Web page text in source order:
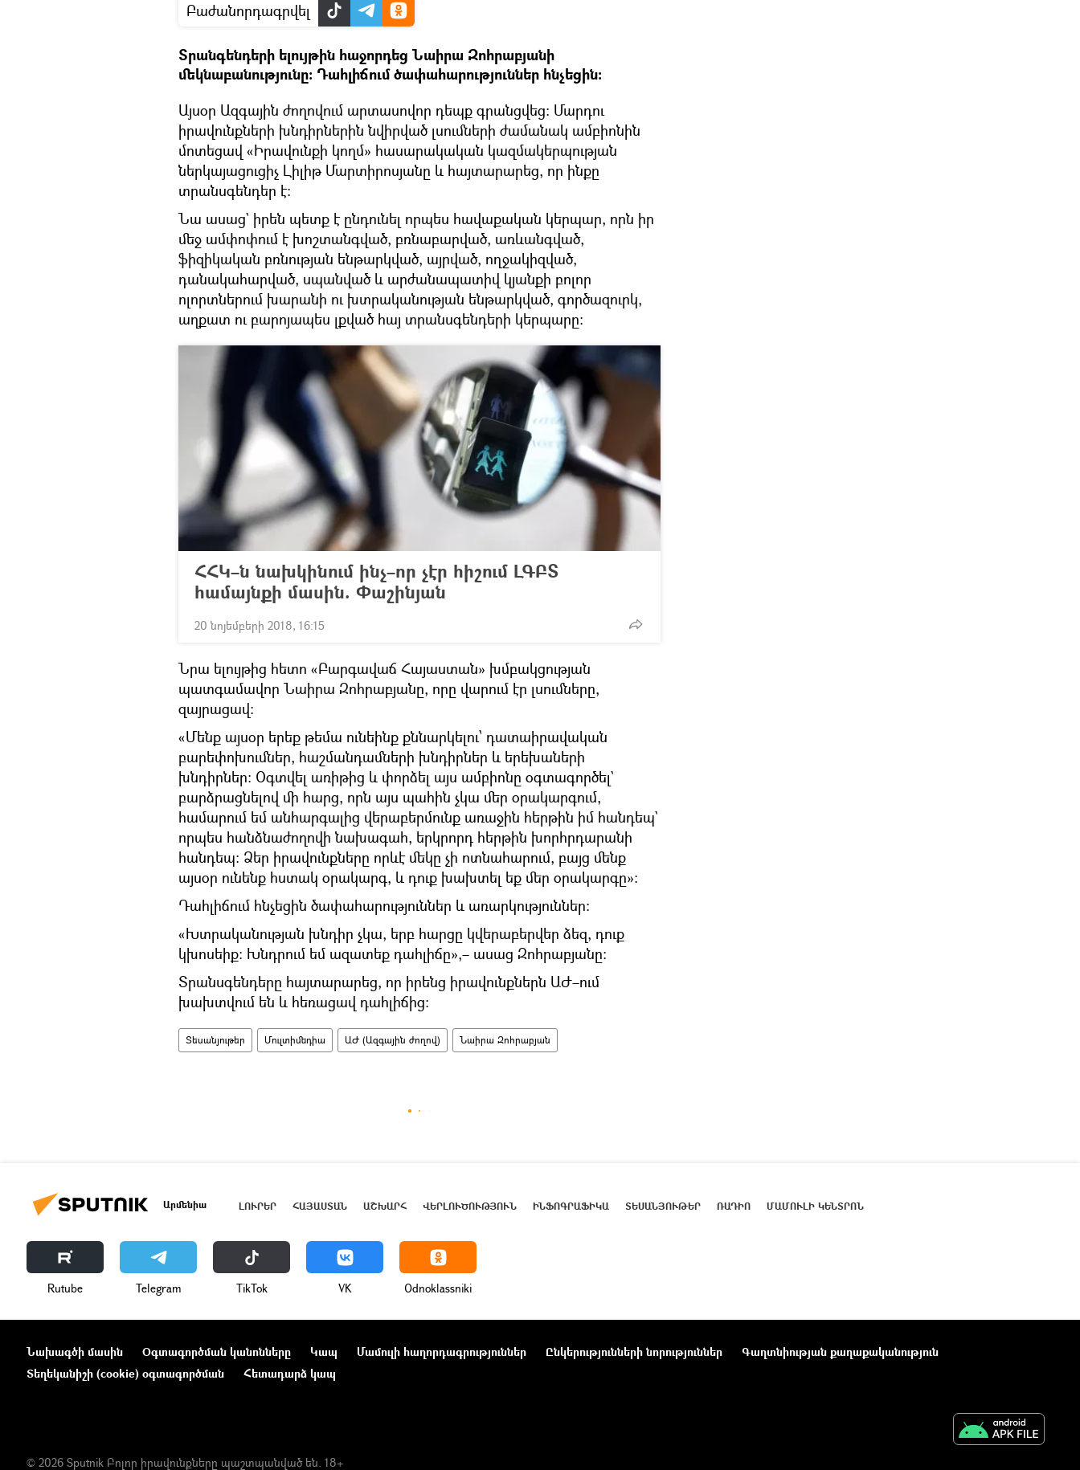
Բաժանորդագրվել
Տրանգենդերի ելույթին հաջորդեց Նաիրա Զոհրաբյանի
մեկնաբանությունը։ Դահլիճում ծափահարություններ հնչեցին։
Այսօր Ազգային ժողովում արտասովոր դեպք գրանցվեց։ Մարդու
իրավունքների խնդիրներին նվիրված լսումների ժամանակ ամբիոնին
մոտեցավ «Իրավունքի կողմ» հասարակական կազմակերպության
ներկայացուցիչ Լիլիթ Մարտիրոսյանը և հայտարարեց, որ ինքը
տրանսգենդեր է:
Նա ասաց` իրեն պետք է ընդունել որպես հավաքական կերպար, որն իր
մեջ ամփոփում է խոշտանգված, բռնաբարված, առևանգված,
ֆիզիկական բռնության ենթարկված, այրված, ողջակիզված,
դանակահարված, սպանված և արժանապատիվ կյանքի բոլոր
ոլորտներում խարանի ու խտրականության ենթարկված, գործազուրկ,
աղքատ ու բարոյապես լքված հայ տրանսգենդերի կերպարը:
ՀՀԿ–ն նախկինում ինչ–որ չէր հիշում ԼԳԲՏ
համայնքի մասին. Փաշինյան
20 նոյեմբերի 2018, 16:15
Նրա ելույթից հետո «Բարգավաճ Հայաստան» խմբակցության
պատգամավոր Նաիրա Զոհրաբյանը, որը վարում էր լսումները,
զայրացավ։
«Մենք այսօր երեք թեմա ունեինք քննարկելու՝ դատաիրավական
բարեփոխումներ, հաշմանդամների խնդիրներ և երեխաների
խնդիրներ: Օգտվել առիթից և փորձել այս ամբիոնը օգտագործել`
բարձրացնելով մի հարց, որն այս պահին չկա մեր օրակարգում,
համարում եմ անհարգալից վերաբերմունք առաջին հերթին իմ հանդեպ`
որպես հանձնաժողովի նախագահ, երկրորդ հերթին խորհրդարանի
հանդեպ: Ձեր իրավունքները որևէ մեկը չի ոտնահարում, բայց մենք
այսօր ունենք հստակ օրակարգ, և դուք խախտել եք մեր օրակարգը»:
Դահլիճում հնչեցին ծափահարություններ և առարկություններ։
«Խտրականության խնդիր չկա, երբ հարցը կվերաբերվեր ձեզ, դուք
կխոսեիք: Խնդրում եմ ազատեք դահլիճը»,– ասաց Զոհրաբյանը:
Տրանսգենդերը հայտարարեց, որ իրենց իրավունքներն ԱԺ–ում
խախտվում են և հեռացավ դահլիճից:
Տեսանյութեր Մուլտիմեդիա ԱԺ (Ազգային ժողով) Նաիրա Զոհրաբյան
Արմենիա ԼՈՒՐԵՐ ՀԱՅԱՍՏԱՆ ԱՇԽԱՐՀ ՎԵՐԼՈՒԾՈՒԹՅՈՒՆ ԻՆՖՈԳՐԱՖԻԿԱ ՏԵՍԱՆՅՈՒԹԵՐ ՌԱԴԻՈ ՄԱՄՈՒԼԻ ԿԵՆՏՐՈՆ
Rutube Telegram ТikТоk VK Odnoklassniki
Նախագծի մասին Օգտագործման կանոնները Կապ Մամուլի հաղորդագրություններ Ընկերությունների նորություններ
Գաղտնիության քաղաքականություն
Տեղեկանիշի (cookie) օգտագործման
Հետադարձ կապ
© 2026 Sputnik Բոլոր իրավունքները պաշտպանված են. 18+